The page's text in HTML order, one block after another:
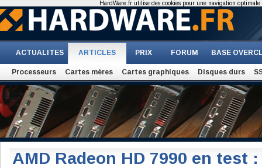
ACTUALITES ARTICLES PRIX FORUM BASE
Processeurs Cartes mères Cartes graphiques Disques durs
AMD Radeon HD 7990 en test
HardWare.fr utilise des cookies pour une navigation